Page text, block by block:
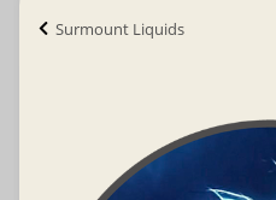
Surmount Liquids